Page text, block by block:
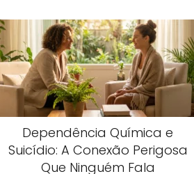
Dependência Química e
Suicídio: A Conexão Perigosa
Que Ninguém Fala